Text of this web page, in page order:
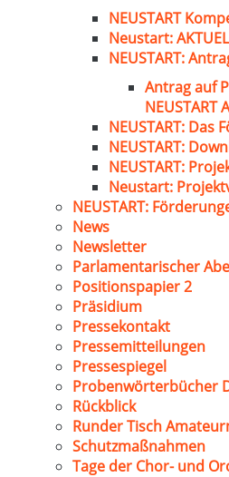
NEUSTART
Neustart:
NEUSTART:
Antrag auf
NEUSTART
NEUSTART:
NEUSTART:
NEUSTART:
Neustart:
NEUSTART:
News
Newsletter
Parlamentarischer
Positionspapier 2
Präsidium
Pressekontakt
Pressemitteilungen
Pressespiegel
Probenwörterbücher
Rückblick
Runder Tisch
Schutzmaßnahmen
Tage der Chor- und